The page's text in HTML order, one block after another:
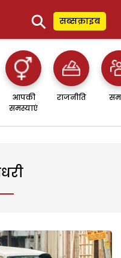
⚲ सब्सक्राइब
आपकी
समस्याएं
राजनीति